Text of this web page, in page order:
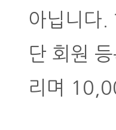
아닙니다.
단 회원
리며